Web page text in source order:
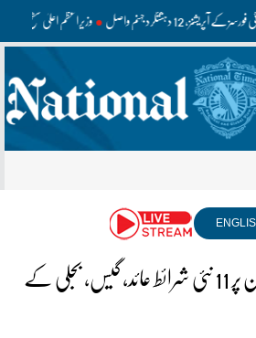
12 دہشتگرد جہنم واصل وزیراعظم اعلیٰ سطح
آئی ایم ایف کی پاکستان پر 11 نئی شرائط عائد، گیس، بجلی کے